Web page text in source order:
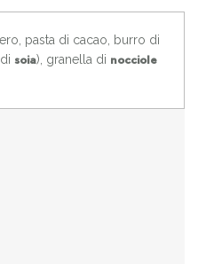
pasta di cacao, burro di
soia), granella di nocciole